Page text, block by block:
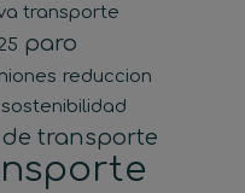
transporte
paro
reduccion
sostenibilidad
transporte